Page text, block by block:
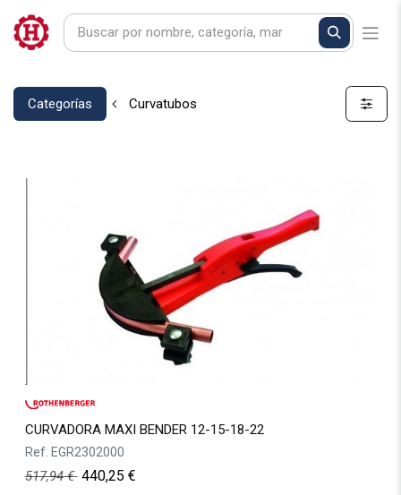
Categorías Curvatubos
CURVADORA MAXI BENDER 12-15-18-22
Ref. EGR2302000
517,94€ 440,25 €